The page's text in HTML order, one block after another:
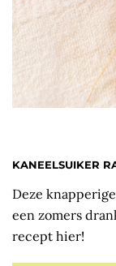
KANEELSUIKER
Deze
een zomers
recept hier!